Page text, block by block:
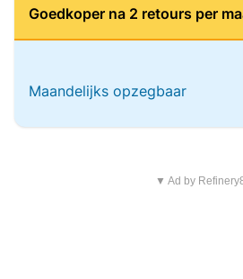
Goedkoper na 2 retours per
Maandelijks opzegbaar
▼ Ad by